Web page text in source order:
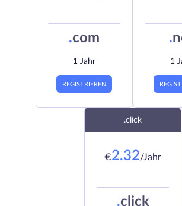
.com
1 Jahr
REGISTRIEREN
.
1
.click
€2.32/Jahr
.click